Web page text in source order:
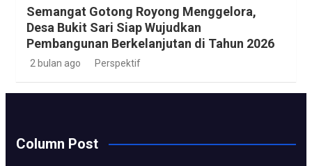
Semangat Gotong Royong Menggelora,
Desa Bukit Sari Siap Wujudkan
Pembangunan Berkelanjutan di Tahun 2026
2 bulan ago Perspektif
Column Post